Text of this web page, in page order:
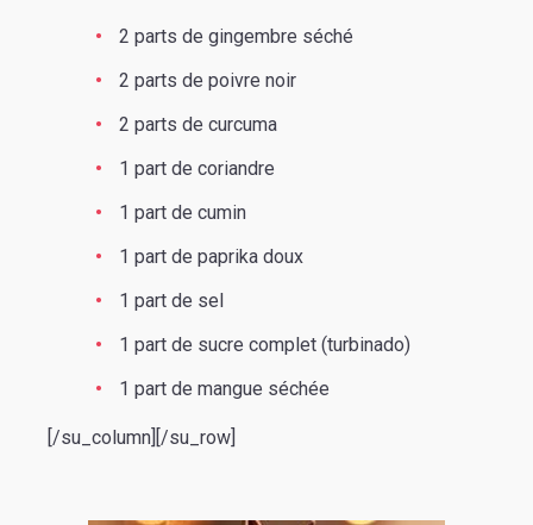
2 parts de gingembre séché
2 parts de poivre noir
2 parts de curcuma
1 part de coriandre
1 part de cumin
1 part de paprika doux
1 part de sel
1 part de sucre complet (turbinado)
1 part de mangue séchée
[/su_column][/su_row]